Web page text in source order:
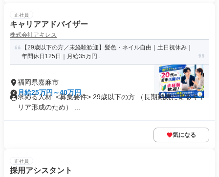
正社員
キャリアアドバイザー
株式会社アキレス
【29歳以下の方／未経験歓迎】髪色・ネイル自由｜土日祝休み｜
年間休日125日｜月給35万円...
福岡県嘉麻市
月給25万円～40万円
求める人材: <募集要件> 29歳以下の方 （長期勤続によるキャ
リア形成のため） ...
気になる
正社員
採用アシスタント